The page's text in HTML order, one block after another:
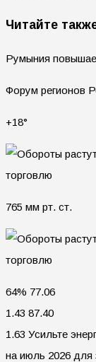
Читайте
Румыния
Форум регионов
+18°
765 мм рт. ст.
64% 77.06
1.43 87.40
1.63 Усильте
на июль 2026 для